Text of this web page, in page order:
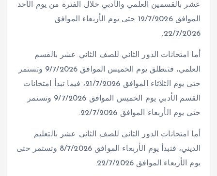
عشر بالقسمين العلمي والأدبي خلال الفترة من يوم الأحد
الموافق 12/7/2026 حتى يوم الأربعاء الموافق
22/7/2026.
أما امتحانات الدور الثاني للصف الثاني عشر بالقسم
العلمي، فتنطلق يوم الخميس الموافق 9/7/2026 وتستمر
حتى يوم الثلاثاء الموافق 21/7/2026، فيما تبدأ امتحانات
القسم الأدبي يوم الخميس الموافق 9/7/2026 وتستمر
حتى يوم الأربعاء الموافق 22/7/2026.
أما امتحانات الدور الثاني للصف الثاني عشر بالتعليم
الديني، فتبدأ يوم الأربعاء الموافق 8/7/2026 وتستمر حتى
يوم الأربعاء الموافق 22/7/2026.